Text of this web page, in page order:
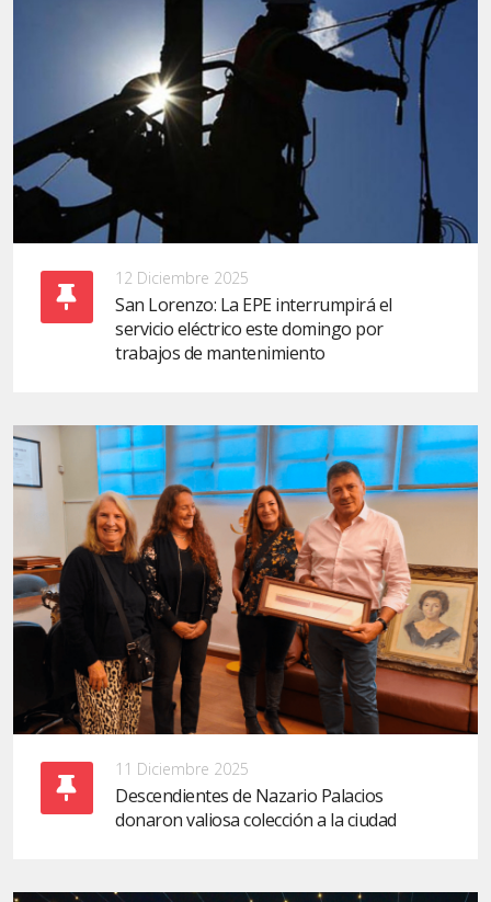
12 Diciembre 2025
San Lorenzo: La EPE interrumpirá el
servicio eléctrico este domingo por
trabajos de mantenimiento
11 Diciembre 2025
Descendientes de Nazario Palacios
donaron valiosa colección a la ciudad